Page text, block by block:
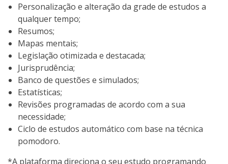
Personalização e alteração da grade de estudos a
qualquer tempo;
Resumos;
Mapas mentais;
Legislação otimizada e destacada;
Jurisprudência;
Banco de questões e simulados;
Estatísticas;
Revisões programadas de acordo com a sua
necessidade;
Ciclo de estudos automático com base na técnica
pomodoro.
*A plataforma direciona o seu estudo programando